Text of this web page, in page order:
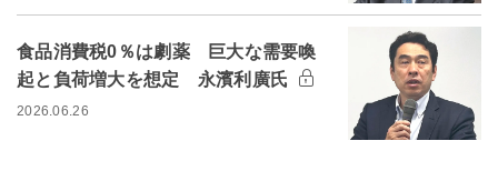
食品消費税0％は劇薬 巨大な需要喚
起と負荷増大を想定 永濱利廣氏
2026.06.26